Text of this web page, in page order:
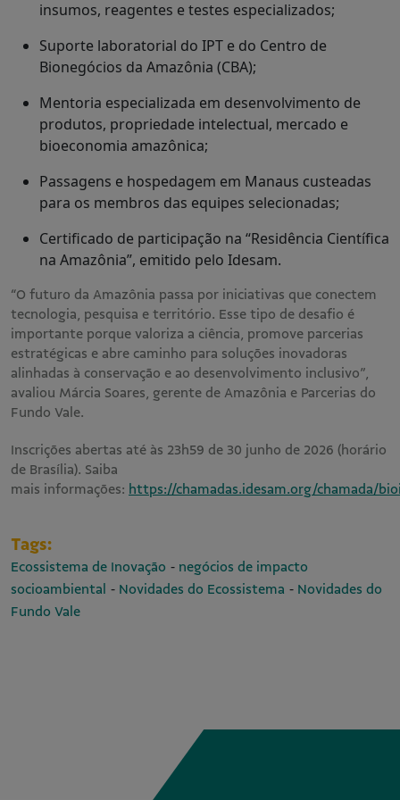
insumos, reagentes e testes especializados;
Suporte laboratorial do IPT e do Centro de
Bionegócios da Amazônia (CBA);
Mentoria especializada em desenvolvimento de
produtos, propriedade intelectual, mercado e
bioeconomia amazônica;
Passagens e hospedagem em Manaus custeadas
para os membros das equipes selecionadas;
Certificado de participação na “Residência Científica
na Amazônia”, emitido pelo Idesam.
“O futuro da Amazônia passa por iniciativas que conectem
tecnologia, pesquisa e território. Esse tipo de desafio é
importante porque valoriza a ciência, promove parcerias
estratégicas e abre caminho para soluções inovadoras
alinhadas à conservação e ao desenvolvimento inclusivo”,
avaliou Márcia Soares, gerente de Amazônia e Parcerias do
Fundo Vale.
Inscrições abertas até às 23h59 de 30 junho de 2026 (horário
de Brasília). Saiba
mais informações: https://chamadas.idesam.org/chamada/
Tags:
Ecossistema de Inovação - negócios de impacto
socioambiental - Novidades do Ecossistema - Novidades do
Fundo Vale